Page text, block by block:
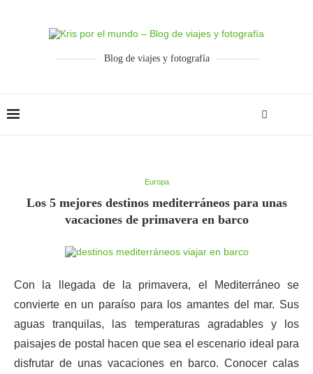
Blog de viajes y fotografía
Europa
Los 5 mejores destinos mediterráneos para unas
vacaciones de primavera en barco
Con la llegada de la primavera, el Mediterráneo se
convierte en un paraíso para los amantes del mar. Sus
aguas tranquilas, las temperaturas agradables y los
paisajes de postal hacen que sea el escenario ideal para
disfrutar de unas vacaciones en barco. Conocer calas